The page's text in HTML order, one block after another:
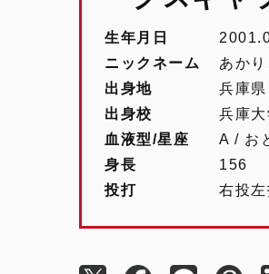
生年月日
ニックネーム
あか
出身地
兵庫県
出身校
兵庫
血液型/星座
A / お
身長
156
投打
右投左